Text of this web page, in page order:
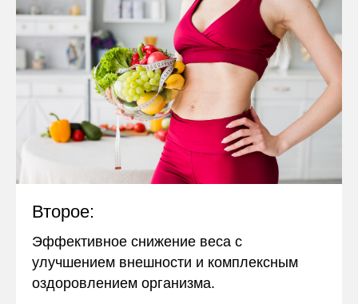
Второе:
Эффективное снижение веса с
улучшением внешности и комплексным
оздоровлением организма.